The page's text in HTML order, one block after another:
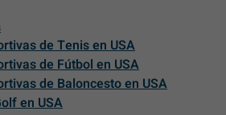
de Tenis en USA
de Fútbol en USA
de Baloncesto en USA
en USA